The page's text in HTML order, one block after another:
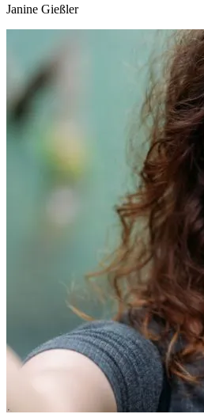
Janine Gießler